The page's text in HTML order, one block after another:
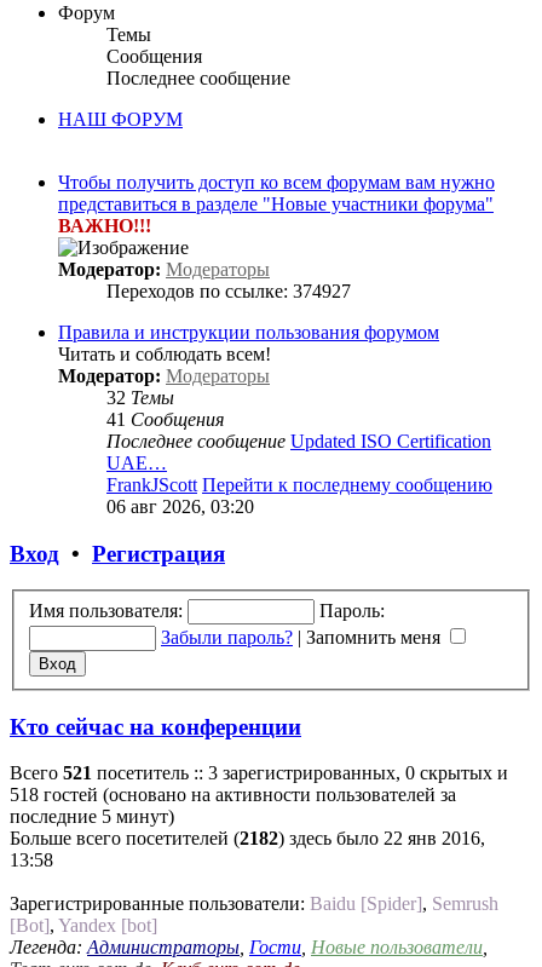
Форум
Темы
Сообщения
Последнее сообщение
НАШ ФОРУМ
Чтобы получить доступ ко всем форумам вам нужно
представиться в разделе "Новые участники форума"
ВАЖНО!!!
Модератор: Модераторы
Переходов по ссылке: 374927
Правила и инструкции пользования форумом
Читать и соблюдать всем!
Модератор: Модераторы
32 Темы
41 Сообщения
Последнее сообщение Updated ISO Certification
UAE…
FrankJScott Перейти к последнему сообщению
06 авг 2026, 03:20
Вход • Регистрация
Имя пользователя:
Пароль:
Забыли пароль? | Запомнить меня
Кто сейчас на конференции
Всего 521 посетитель :: 3 зарегистрированных, 0 скрытых и
518 гостей (основано на активности пользователей за
последние 5 минут)
Больше всего посетителей (2182) здесь было 22 янв 2016,
13:58
Зарегистрированные пользователи: Baidu [Spider], Semrush
[Bot], Yandex [bot]
Легенда: Администраторы Гости Новые пользователи